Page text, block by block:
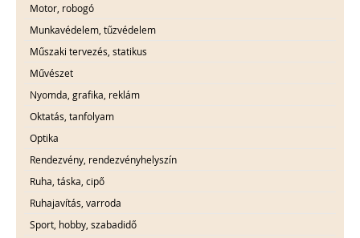
Motor, robogó
Munkavédelem, tűzvédelem
Műszaki tervezés, statikus
Művészet
Nyomda, grafika, reklám
Oktatás, tanfolyam
Optika
Rendezvény, rendezvényhelyszín
Ruha, táska, cipő
Ruhajavítás, varroda
Sport, hobby, szabadidő